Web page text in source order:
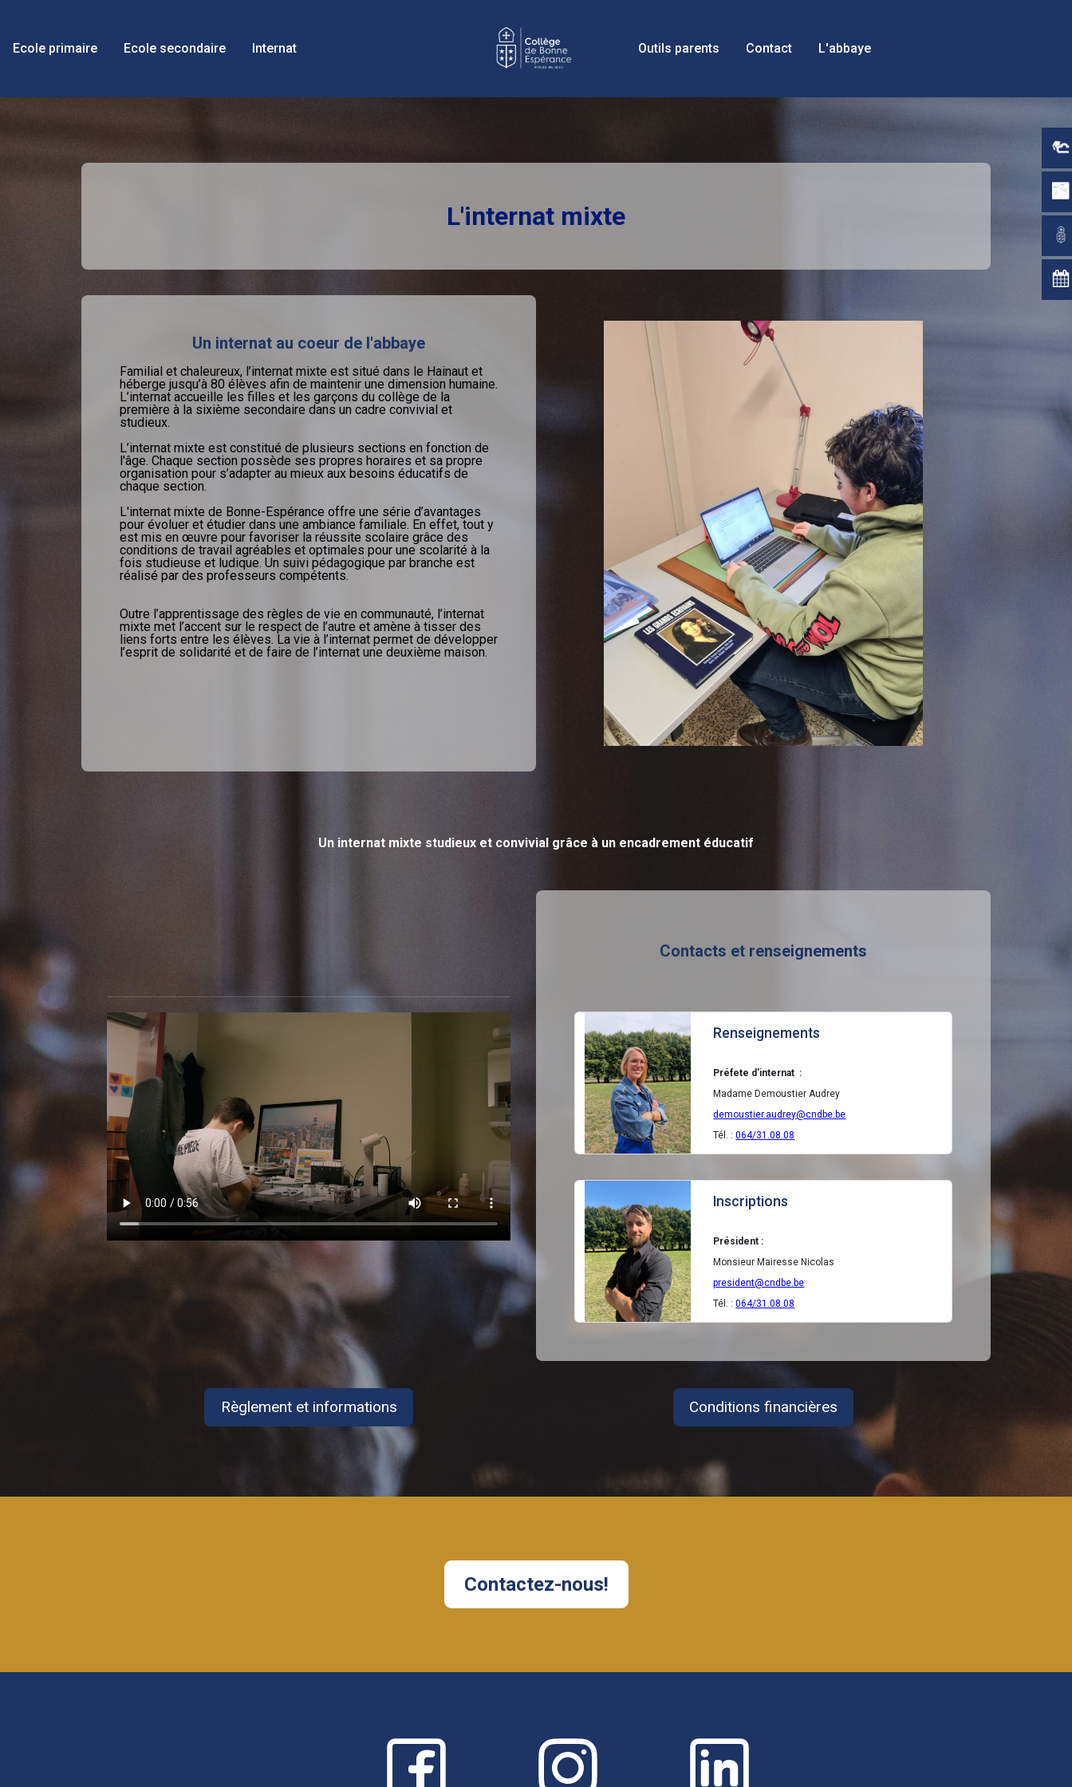
Ecole primaire Ecole secondaire Internat Outils parents Contact L'abbaye
L'internat mixte
Un internat au coeur de l'abbaye
Familial et chaleureux, l’internat mixte est situé dans le Hainaut et
héberge jusqu’à 80 élèves afin de maintenir une dimension humaine.
L’internat accueille les filles et les garçons du collège de la
première à la sixième secondaire dans un cadre convivial et
studieux.
L’internat mixte est constitué de plusieurs sections en fonction de
l'âge. Chaque section possède ses propres horaires et sa propre
organisation pour s’adapter au mieux aux besoins éducatifs de
chaque section.
L'internat mixte de Bonne-Espérance offre une série d’avantages
pour évoluer et étudier dans une ambiance familiale. En effet, tout y
est mis en œuvre pour favoriser la réussite scolaire grâce des
conditions de travail agréables et optimales pour une scolarité à la
fois studieuse et ludique. Un suivi pédagogique par branche est
réalisé par des professeurs compétents.
Outre l’apprentissage des règles de vie en communauté, l’internat
mixte met l’accent sur le respect de l’autre et amène à tisser des
liens forts entre les élèves. La vie à l’internat permet de développer
l’esprit de solidarité et de faire de l’internat une deuxième maison.
Un internat mixte studieux et convivial grâce à un encadrement éducatif
Contacts et renseignements
Renseignements
Préfete d'internat :
Madame Demoustier Audrey
demoustier.audrey@cndbe.be
Tél. :064/31.08.08
Inscriptions
Président :
Monsieur Mairesse Nicolas
president@cndbe.be
Tél. :064/31.08.08
Règlement et informations Conditions financières
Contactez-nous!